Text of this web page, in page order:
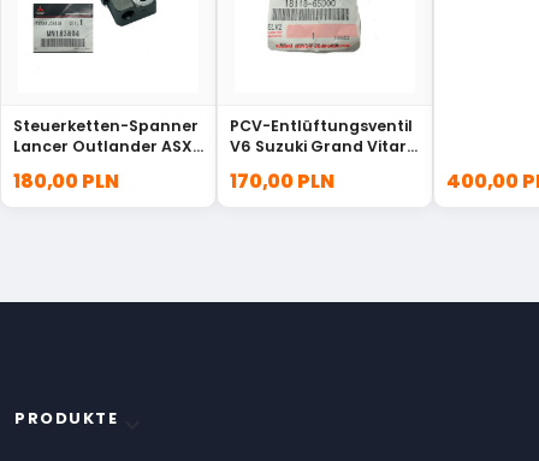
Steuerketten-Spanner
Lancer Outlander ASX
180,00 PLN
PCV-Entlüftungsventil
V6 Suzuki Grand Vitara
170,00 PLN 400,00
PRODUKTE